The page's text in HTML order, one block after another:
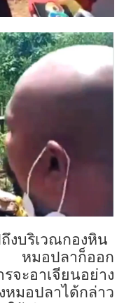
งบริเวณกองหิน
หมอปลาก็ออก
ะอาเจียนอย่าง
มอปลาได้กล่าว